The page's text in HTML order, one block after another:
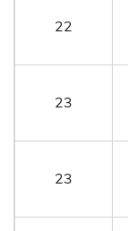
22
23
23